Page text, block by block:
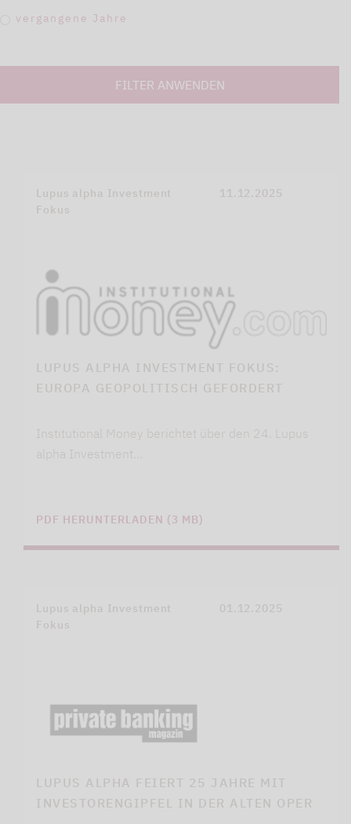
vergangene Jahre
FILTER ANWENDEN
Lupus alpha Investment
Fokus
11.12.2025
LUPUS ALPHA INVESTMENT FOKUS:
EUROPA GEOPOLITISCH GEFORDERT
Institutional Money berichtet über den 24. Lupus
alpha Investment…
PDF HERUNTERLADEN (3 MB)
Lupus alpha Investment
Fokus
01.12.2025
LUPUS ALPHA FEIERT 25 JAHRE MIT
INVESTORENGIPFEL IN DER ALTEN OPER